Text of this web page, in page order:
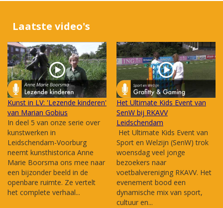
Laatste video's
Kunst in LV: 'Lezende kinderen'
van Marian Gobius
In deel 5 van onze serie over
kunstwerken in
Leidschendam-Voorburg
neemt kunsthistorica Anne
Marie Boorsma ons mee naar
een bijzonder beeld in de
openbare ruimte. Ze vertelt
het complete verhaal...
Het Ultimate Kids Event van
SenW bij RKAVV
Leidschendam
Het Ultimate Kids Event van
Sport en Welzijn (SenW) trok
woensdag veel jonge
bezoekers naar
voetbalvereniging RKAVV. Het
evenement bood een
dynamische mix van sport,
cultuur en...